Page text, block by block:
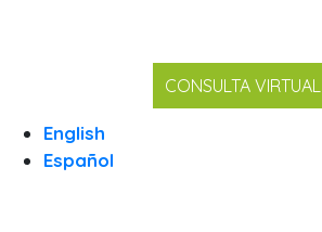
CONSULTA VIRTUAL
English
Español